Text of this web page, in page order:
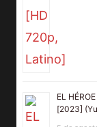
EL
[2023]